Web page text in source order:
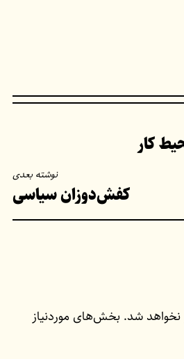
کار
نوشته بعدی
کفش‌دوزان سیاسی
نخواهد شد. بخش‌های موردنیاز